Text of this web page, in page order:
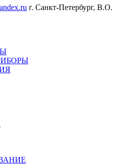
г. Санкт-Петербург, В.О.